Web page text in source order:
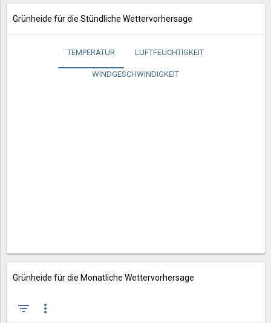
Grünheide für die Stündliche Wettervorhersage
TEMPERATUR LUFTFEUCHTIGKEIT
WINDGESCHWINDIGKEIT
Grünheide für die Monatliche Wettervorhersage
filter_list more_vert